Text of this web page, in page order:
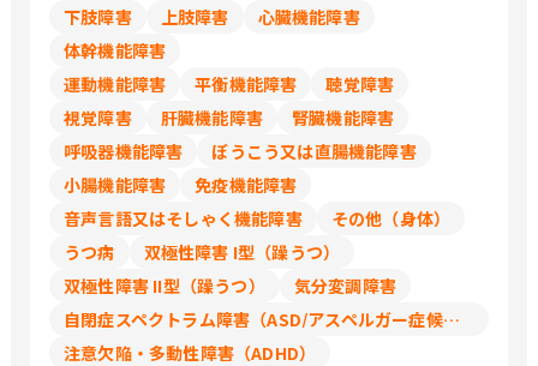
下肢障害
上肢障害
心臓機能障害
体幹機能障害
運動機能障害
平衡機能障害
聴覚障害
視覚障害
肝臓機能障害
腎臓機能障害
呼吸器機能障害
ぼうこう又は直腸機能障害
小腸機能障害
免疫機能障害
音声言語又はそしゃく機能障害
その他（身体）
うつ病
双極性障害 I型（躁うつ）
双極性障害 II型（躁うつ）
気分変調障害
自閉症スペクトラム障害（ASD/アスペルガー症候群/広汎性発達障害）
注意欠陥・多動性障害（ADHD）